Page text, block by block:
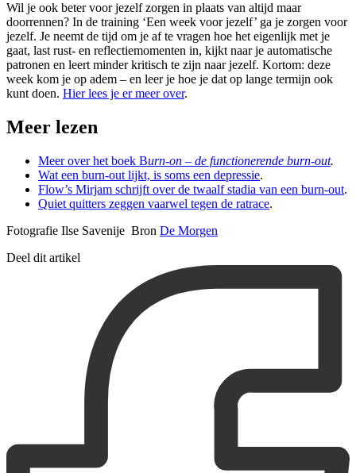
Wil je ook beter voor jezelf zorgen in plaats van altijd maar
doorrennen? In de training ‘Een week voor jezelf’ ga je zorgen voor
jezelf. Je neemt de tijd om je af te vragen hoe het eigenlijk met je
gaat, last rust- en reflectiemomenten in, kijkt naar je automatische
patronen en leert minder kritisch te zijn naar jezelf. Kortom: deze
week kom je op adem – en leer je hoe je dat op lange termijn ook
kunt doen. Hier lees je er meer over.
Meer lezen
Meer over het boek Burn-on – de functionerende burn-out.
Wat een burn-out lijkt, is soms een depressie.
Flow’s Mirjam schrijft over de twaalf stadia van een burn-out.
Quiet quitters zeggen vaarwel tegen de ratrace.
Fotografie Ilse Savenije Bron De Morgen
Deel dit artikel